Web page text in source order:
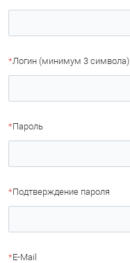
*Логин (минимум 3 символа)
*Пароль
*Подтверждение пароля
*E-Mail